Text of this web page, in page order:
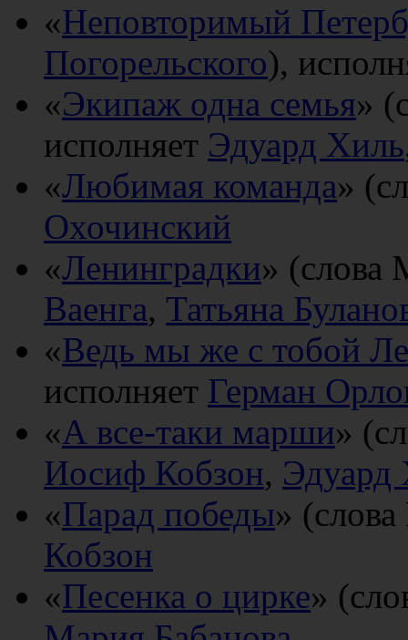
«Неповторимый
Погорельского),
«Экипаж одна семья»
исполняет Эдуард Хиль
«Любимая команда»
Охочинский
«Ленинградки» (слова
Ваенга, Татьяна
«Ведь мы же с тобой
исполняет Герман
«А все-таки марши»
Иосиф Кобзон, Эдуард
«Парад победы»
Кобзон
«Песенка о цирке»